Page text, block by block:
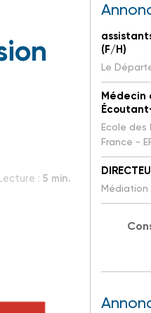
Lecture : 5 min.
(F/H)
Le
Médecin
Ecole
France -
Médiation